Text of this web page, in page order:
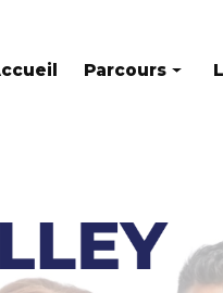
Parcours
Parcours en